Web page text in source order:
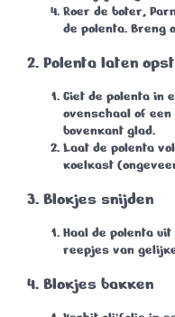
Roer de boter,
de polenta. Breng
2. Polenta laten
Giet de polenta in
ovenschaal of
bovenkant glad.
Laat de polenta
koelkast
3. Blokjes snijden
Haal de polenta
reepjes van
4. Blokjes bakken